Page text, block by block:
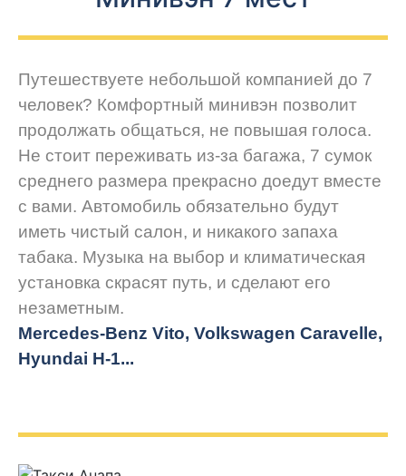
Путешествуете небольшой компанией до 7
человек? Комфортный минивэн позволит
продолжать общаться, не повышая голоса.
Не стоит переживать из-за багажа, 7 сумок
среднего размера прекрасно доедут вместе
с вами. Автомобиль обязательно будут
иметь чистый салон, и никакого запаха
табака. Музыка на выбор и климатическая
установка скрасят путь, и сделают его
незаметным.
Mercedes-Benz Vito, Volkswagen Caravelle,
Hyundai H-1...